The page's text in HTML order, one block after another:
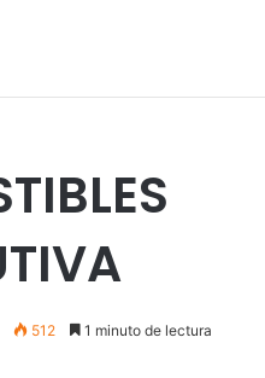
512 1 minuto de lectura